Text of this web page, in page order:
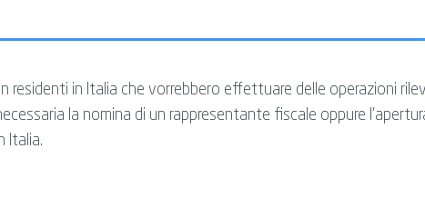
residenti in Italia che vorrebbero effettuare delle operazioni
la nomina di un rappresentante fiscale oppure
Italia.